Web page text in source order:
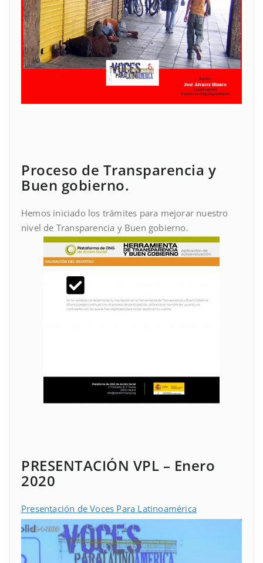
Proceso de Transparencia y
Buen gobierno.
Hemos iniciado los trámites para mejorar nuestro
nivel de Transparencia y Buen gobierno.
PRESENTACIÓN VPL – Enero
2020
Presentación de Voces Para Latinoamérica